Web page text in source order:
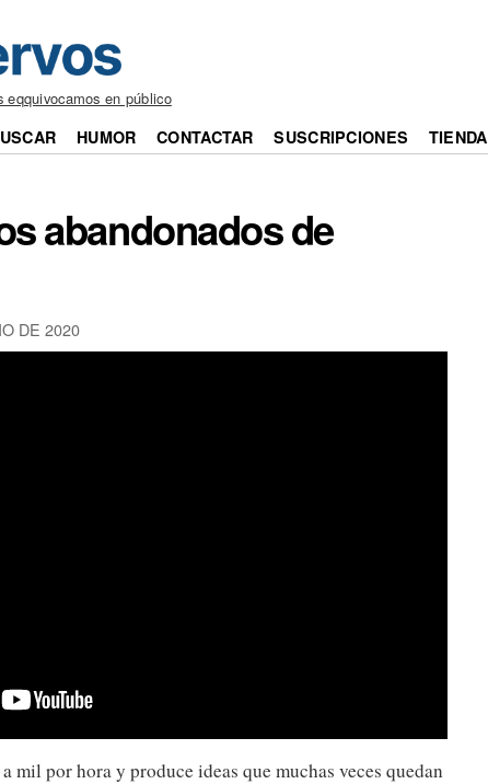
eqquivocamos en público
HUMOR CONTACTAR SUSCRIPCIONES TIENDA
abandonados de
DE 2020
mil por hora y produce ideas que muchas veces quedan